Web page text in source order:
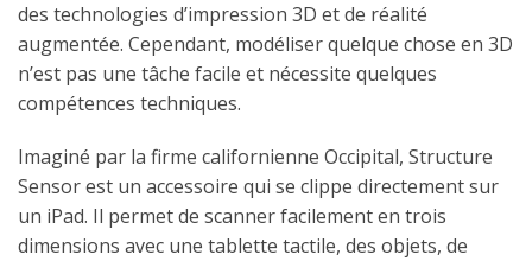
des technologies d’impression 3D et de réalité
augmentée. Cependant, modéliser quelque chose en 3D
n’est pas une tâche facile et nécessite quelques
compétences techniques.
Imaginé par la firme californienne Occipital, Structure
Sensor est un accessoire qui se clippe directement sur
un iPad. Il permet de scanner facilement en trois
dimensions avec une tablette tactile, des objets, de